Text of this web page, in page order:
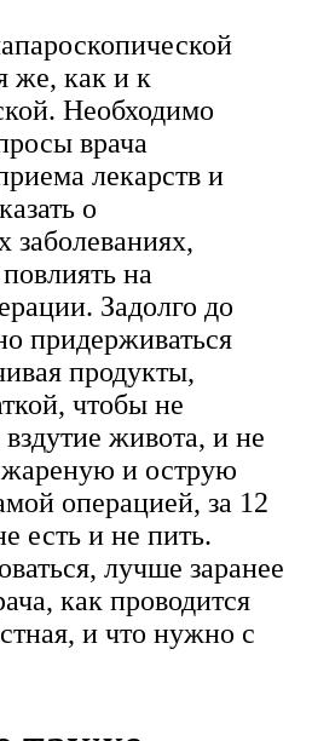
же, как и к
Необходимо
врача
лекарств и
о
заболеваниях,
на
Задолго до
придерживаться
продукты,
чтобы не
живота, и не
и острую
операцией, за 12
есть и не пить.
лучше заранее
как проводится
и что нужно с